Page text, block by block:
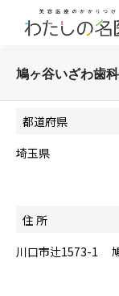
鳩ヶ谷いざわ歯科
都道府県
埼玉県
住 所
川口市辻1573-1 鳩